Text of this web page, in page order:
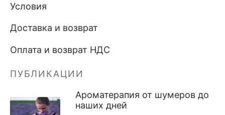
Условия
Доставка и возврат
Оплата и возврат НДС
ПУБЛИКАЦИИ
Ароматерапия от шумеров до
наших дней